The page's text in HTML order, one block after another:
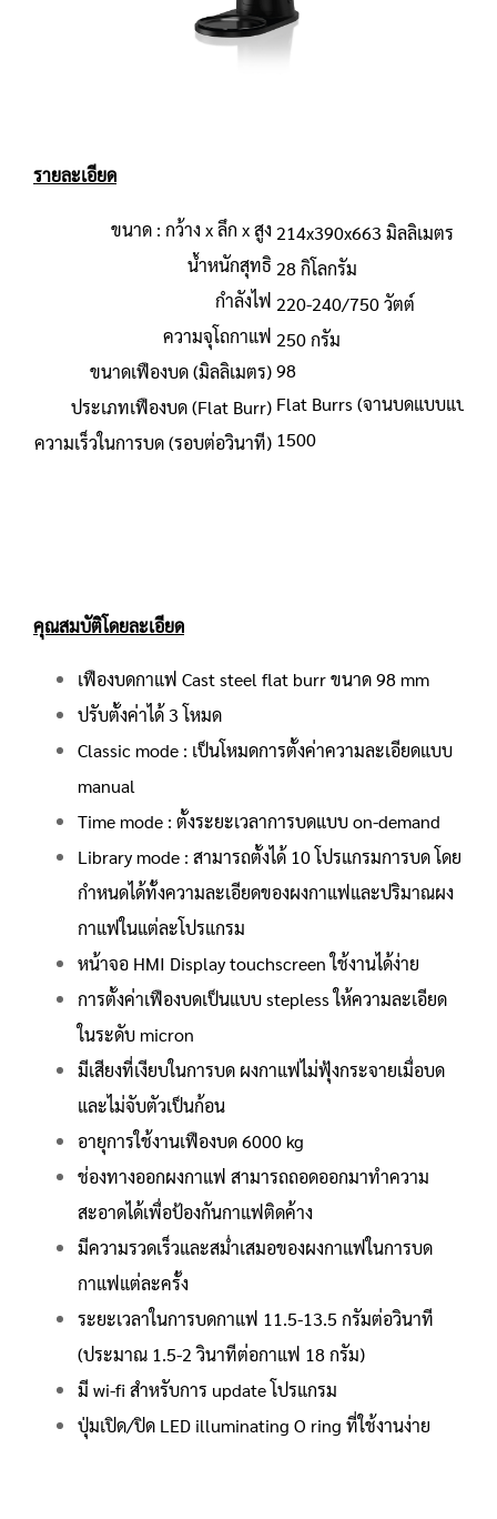
รายละเอียด
ขนาด : กว้าง x ลึก x สูง
น้ำหนักสุทธิ
กำลังไฟ
ความจุโถกาแฟ
ขนาดเฟืองบด (มิลลิเมตร)
ประเภทเฟืองบด (Flat Burr)
ความเร็วในการบด (รอบต่อวินาที)
214x390x663 มิลลิเมตร
28 กิโลกรัม
220-240/750 วัตต์
250 กรัม
98
Flat Burrs (จานบดแบบแบน)
1500
คุณสมบัติโดยละเอียด
เฟืองบดกาแฟ Cast steel flat burr ขนาด 98 mm
ปรับตั้งค่าได้ 3 โหมด
Classic mode : เป็นโหมดการตั้งค่าความละเอียดแบบ
manual
Time mode : ตั้งระยะเวลาการบดแบบ on-demand
Library mode : สามารถตั้งได้ 10 โปรแกรมการบด โดย
กำหนดได้ทั้งความละเอียดของผงกาแฟและปริมาณผง
กาแฟในแต่ละโปรแกรม
หน้าจอ HMI Display touchscreen ใช้งานได้ง่าย
การตั้งค่าเฟืองบดเป็นแบบ stepless ให้ความละเอียด
ในระดับ micron
มีเสียงที่เงียบในการบด ผงกาแฟไม่ฟุ้งกระจายเมื่อบด
และไม่จับตัวเป็นก้อน
อายุการใช้งานเฟืองบด 6000 kg
ช่องทางออกผงกาแฟ สามารถถอดออกมาทำความ
สะอาดได้เพื่อป้องกันกาแฟติดค้าง
มีความรวดเร็วและสม่ำเสมอของผงกาแฟในการบด
กาแฟแต่ละครั้ง
ระยะเวลาในการบดกาแฟ 11.5-13.5 กรัมต่อวินาที
(ประมาณ 1.5-2 วินาทีต่อกาแฟ 18 กรัม)
มี wi-fi สำหรับการ update โปรแกรม
ปุ่มเปิด/ปิด LED illuminating O ring ที่ใช้งานง่าย